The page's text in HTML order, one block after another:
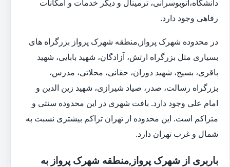
دانشگاه،اتوبوسرانی، ترمینال و دیگر خدمات و امکانات
رفاهی وجود دارد.
در محدوده شهرک پرواز,منطقه شهرک پرواز بزرگراه های
بسیاری مثل بزرگراه ارتش، آزادگان، شهید بابایی، شهید
باقری، بسیج، شهید دوران، حقانی، محلاتی، مدرس،
بزرگراه رسالت، صدر، صیاد شیرازی، شهید زین الدین و
امام علی وجود دارد. بافت شهری در این محدوده سنتی و
متراکم است. این محدوده از تهران تراکم بیشتری نسبت به
شمال و غرب تهران دارد.
باربری از شهرک پرواز,منطقه شهرک پرواز به